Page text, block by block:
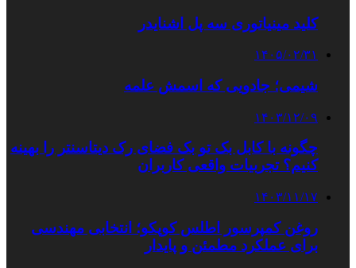
کلید مینیاتوری سه پل اشنایدر
۱۴۰۵/۰۲/۳۱
شیمی؛ جادویی که اسمش علمه
۱۴۰۳/۱۲/۰۹
چگونه با کابل بک تو بک فضای رک دیتاسنتر را بهینه
کنیم؟ تجربیات واقعی کاربران
۱۴۰۳/۱۱/۱۷
روغن کمپرسور اطلس کوپکو؛ انتخابی مهندسی
برای عملکرد مطمئن و پایدار